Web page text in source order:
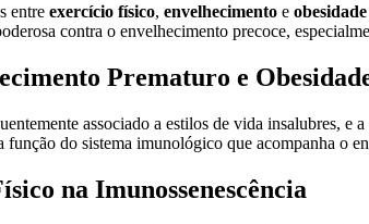
entre exercício físico, envelhecimento e obesidade
contra o envelhecimento precoce,
Prematuro e
associado a estilos de vida insalubres,
função do sistema imunológico que acompanha o
na Imunossenescência